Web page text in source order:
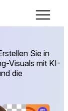
Sie in
Visuals mit KI-
die